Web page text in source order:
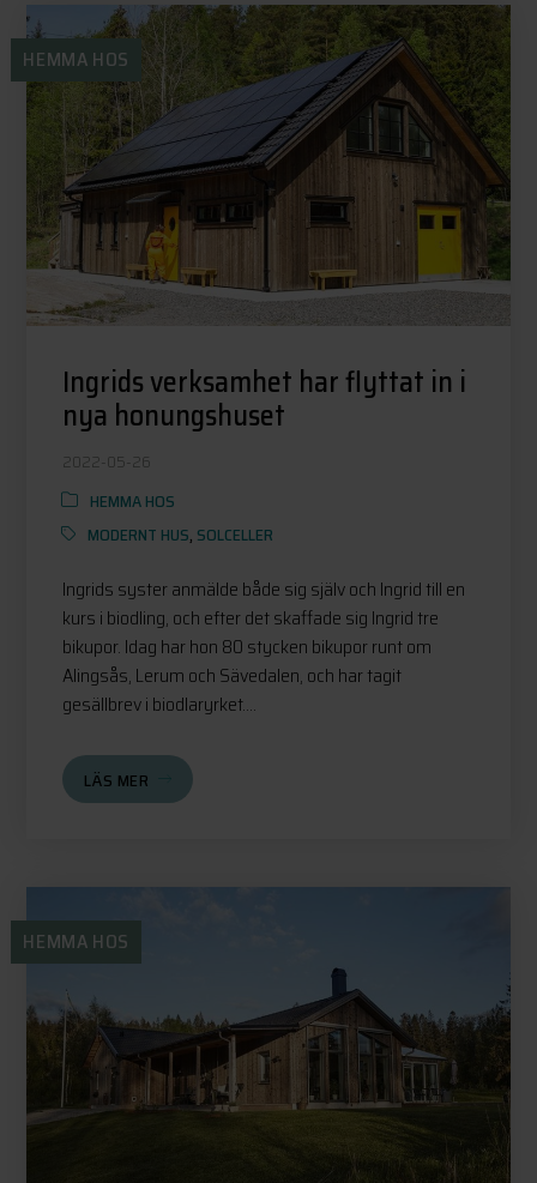
HEMMA HOS
Ingrids verksamhet har flyttat in i
nya honungshuset
2022-05-26
HEMMA HOS
MODERNT HUS, SOLCELLER
Ingrids syster anmälde både sig själv och Ingrid till en
kurs i biodling, och efter det skaffade sig Ingrid tre
bikupor. Idag har hon 80 stycken bikupor runt om
Alingsås, Lerum och Sävedalen, och har tagit
gesällbrev i biodlaryrket....
LÄS MER
HEMMA HOS